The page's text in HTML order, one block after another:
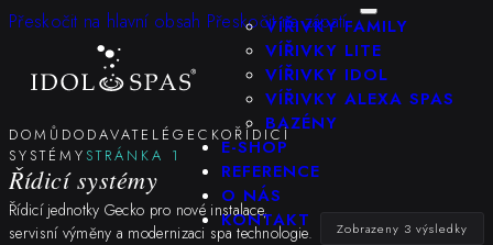
Přeskočit na hlavní obsah Přeskočit na zápatí
VÍŘIVKY FAMILY
VÍŘIVKY LITE
VÍŘIVKY IDOL
VÍŘIVKY ALEXA SPAS
BAZÉNY
E-SHOP
REFERENCE
O NÁS
KONTAKT
DOMŮ DODAVATELÉ GECKO ŘÍDICÍ
SYSTÉMY STRÁNKA 1
Řídicí systémy
Řídicí jednotky Gecko pro nové instalace,
servisní výměny a modernizaci spa technologie.
Zobrazeny 3 výsledky